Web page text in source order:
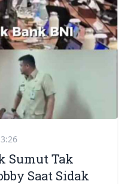
Sumut Tak
Saat Sidak